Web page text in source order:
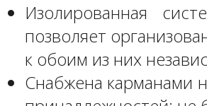
Изолированная
позволяет
к обоим из них
Снабжена карманами